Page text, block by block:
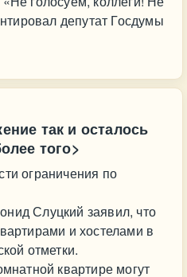
депутат Госдумы
так и осталось
того>
ограничения по
Слуцкий заявил, что
и хостелами в
отметки.
квартире могут